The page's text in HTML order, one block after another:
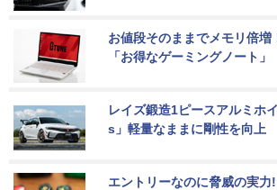
お値段そのままでメモリ倍増
「お得なゲーミングノート」
レイズ鍛造1ピースアルミホ
s」軽量なままに剛性を向上
エントリーなのに脅威の実